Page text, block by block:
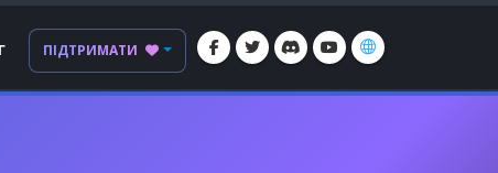
ПІДТРИМАТИ